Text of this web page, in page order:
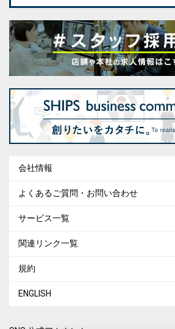
会社情報
よくあるご質問・お問い合わせ
サービス一覧
関連リンク一覧
規約
ENGLISH